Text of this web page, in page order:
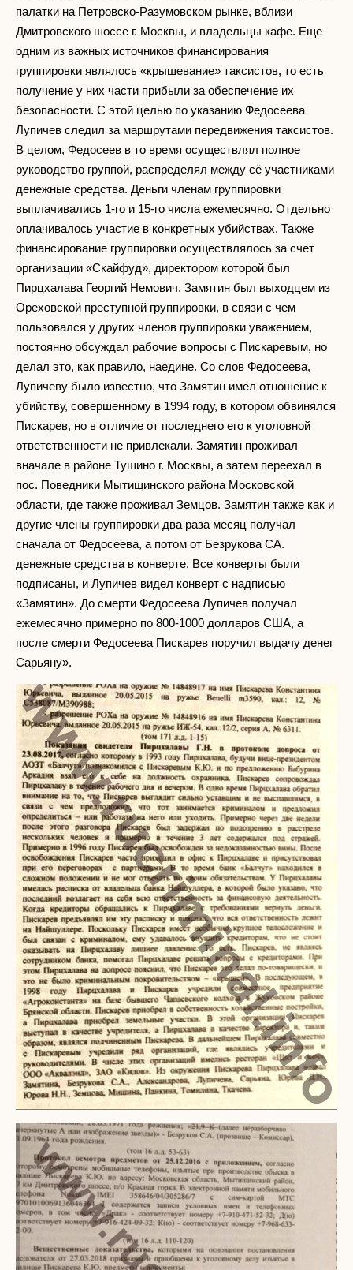
палатки на Петровско-Разумовском рынке, вблизи
Дмитровского шоссе г. Москвы, и владельцы кафе. Еще
одним из важных источников финансирования
группировки являлось «крышевание» таксистов, то есть
получение у них части прибыли за обеспечение их
безопасности. С этой целью по указанию Федосеева
Лупичев следил за маршрутами передвижения таксистов.
В целом, Федосеев в то время осуществлял полное
руководство группой, распределял между сё участниками
денежные средства. Деньги членам группировки
выплачивались 1-го и 15-го числа ежемесячно. Отдельно
оплачивалось участие в конкретных убийствах. Также
финансирование группировки осуществлялось за счет
организации «Скайфуд», директором которой был
Пирцхалава Георгий Немович. Замятин был выходцем из
Ореховской преступной группировки, в связи с чем
пользовался у других членов группировки уважением,
постоянно обсуждал рабочие вопросы с Пискаревым, но
делал это, как правило, наедине. Со слов Федосеева,
Лупичеву было известно, что Замятин имел отношение к
убийству, совершенному в 1994 году, в котором обвинялся
Пискарев, но в отличие от последнего его к уголовной
ответственности не привлекали. Замятин проживал
вначале в районе Тушино г. Москвы, а затем переехал в
пос. Поведники Мытищинского района Московской
области, где также проживал Земцов. Замятин также как и
другие члены группировки два раза месяц получал
сначала от Федосеева, а потом от Безрукова СА.
денежные средства в конверте. Все конверты были
подписаны, и Лупичев видел конверт с надписью
«Замятин». До смерти Федосеева Лупичев получал
ежемесячно примерно по 800-1000 долларов США, а
после смерти Федосеева Пискарев поручил выдачу денег
Сарьяну».